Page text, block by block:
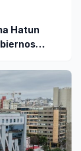
Hatun